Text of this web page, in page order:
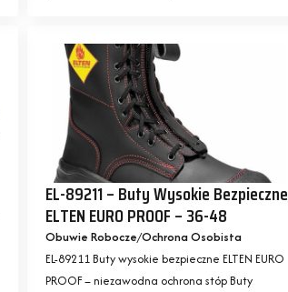
EL-89211 – Buty Wysokie Bezpieczne
ELTEN EURO PROOF – 36-48
Obuwie Robocze Ochrona Osobista
EL-89211 Buty wysokie bezpieczne ELTEN EURO
PROOF – niezawodna ochrona stóp Buty